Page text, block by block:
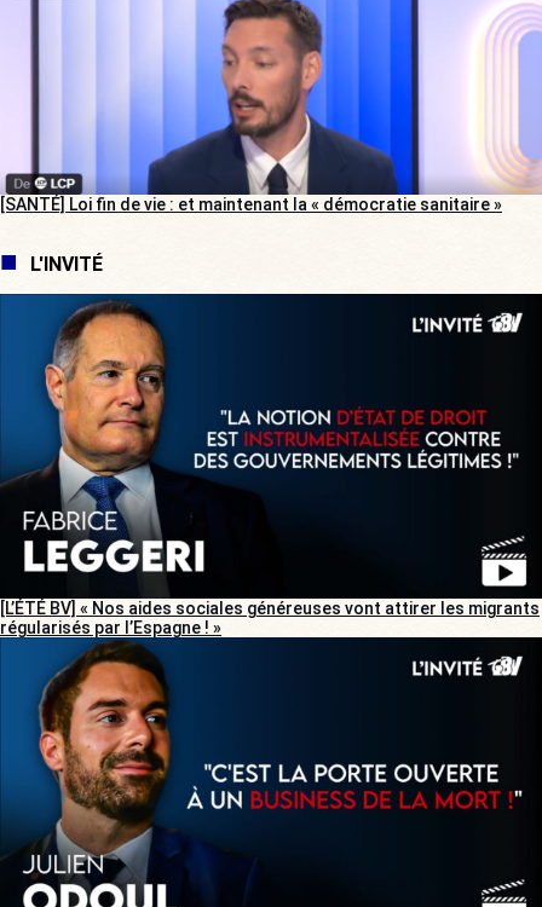
[SANTÉ] Loi fin de vie : et maintenant la « démocratie sanitaire »
L'INVITÉ
[L’ÉTÉ BV] « Nos aides sociales généreuses vont attirer les migrants
régularisés par l’Espagne ! »